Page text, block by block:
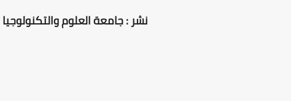
نشر : جامعة العلوم